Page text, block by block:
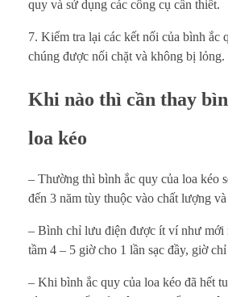
quy và sử dụng các công cụ cần thiết.
7. Kiểm tra lại các kết nối của bình ắc
chúng được nối chặt và không bị lỏng.
Khi nào thì cần thay
loa kéo
– Thường thì bình ắc quy của loa kéo
đến 3 năm tùy thuộc vào chất lượng
– Bình chỉ lưu điện được ít ví như mới
tầm 4 – 5 giờ cho 1 lần sạc đầy, giờ
– Khi bình ắc quy của loa kéo đã hết